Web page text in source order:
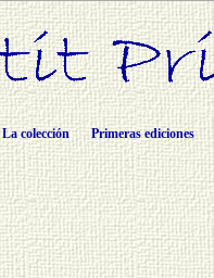
La colección Primeras ediciones